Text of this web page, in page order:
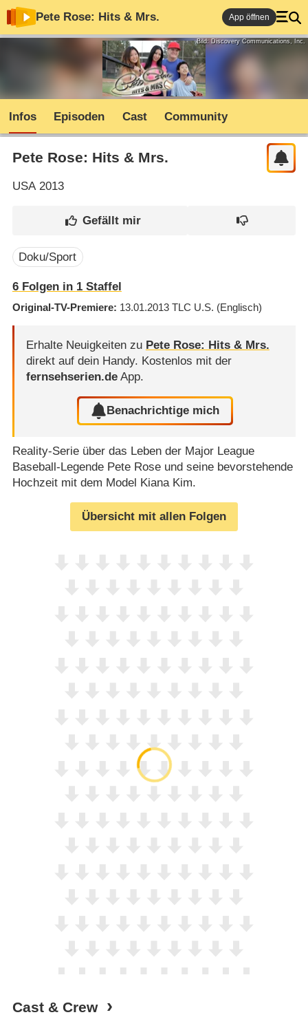
Pete Rose: Hits & Mrs. App öffnen
Bild: Discovery Communications, Inc.
Infos Episoden Cast Community
Pete Rose: Hits & Mrs.
USA2013
Doku/Sport
6Folgen in 1Staffel
Original-TV-Premiere 13.01.2013 TLC U.S. (Englisch)
Erhalte Neuigkeiten zu Pete Rose: Hits & Mrs.
direkt auf dein Handy. Kostenlos mit der
fernsehserien.deApp.
Benachrichtige mich
Reality-Serie über das Leben der Major League
Baseball-Legende Pete Rose und seine bevorstehende
Hochzeit mit dem Model Kiana Kim.
Übersicht mit allen Folgen
Cast & Crew